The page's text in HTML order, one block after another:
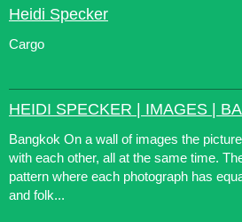
Heidi Specker
Cargo
HEIDI SPECKER | IMAGES |
Bangkok On a wall of images the
with each other, all at the same time.
pattern where each photograph has
and folk...